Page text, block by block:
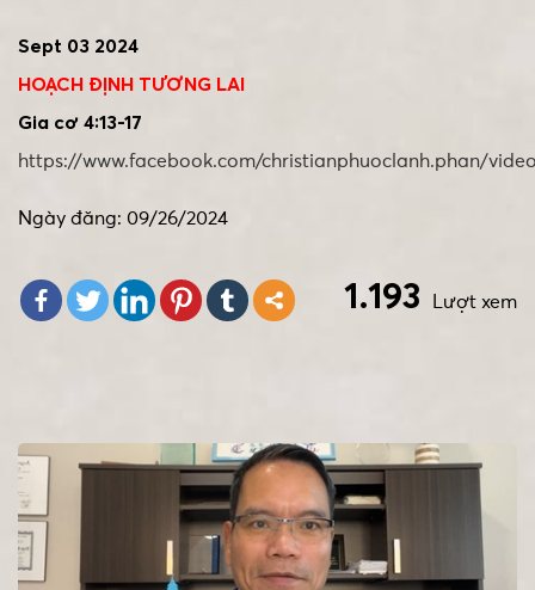
Sept 03 2024
HOẠCH ĐỊNH TƯƠNG LAI
Gia cơ 4:13-17
https://www.facebook.com/christianphuoclanh.phan/
Ngày đăng: 09/26/2024
Lượt xem
1.193